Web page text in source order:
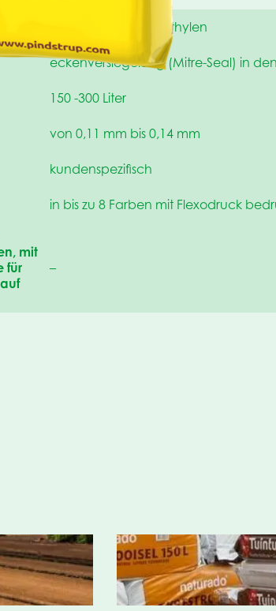
coextrudiertes Polyethylen
eckenversiegelung (Mitre-Seal) in
150 -300 Liter
von 0,11 mm bis 0,14 mm
kundenspezifisch
in bis zu 8 Farben mit Flexodruck
mit
für
–